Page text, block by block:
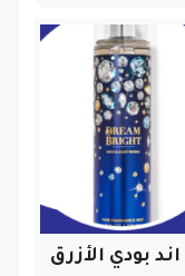
بودي الأزرق